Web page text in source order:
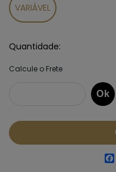
VARIÁVEL
Quantidade